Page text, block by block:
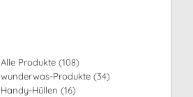
Alle Produkte 108108
Produkte
wunderwas-Produkte 3434
Handy-Hüllen 1616